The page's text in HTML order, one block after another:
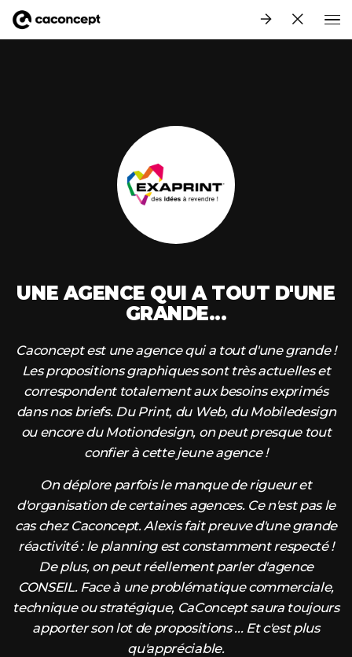
UNE AGENCE QUI A TOUT D'UNE
GRANDE...
Caconcept est une agence qui a tout d'une grande !
Les propositions graphiques sont très actuelles et
correspondent totalement aux besoins exprimés
dans nos briefs. Du Print, du Web, du Mobiledesign
ou encore du Motiondesign, on peut presque tout
confier à cette jeune agence !
On déplore parfois le manque de rigueur et
d'organisation de certaines agences. Ce n'est pas le
cas chez Caconcept. Alexis fait preuve d'une grande
réactivité : le planning est constamment respecté !
De plus, on peut réellement parler d'agence
CONSEIL. Face à une problématique commerciale,
technique ou stratégique, CaConcept saura toujours
apporter son lot de propositions ... Et c'est plus
qu'appréciable.